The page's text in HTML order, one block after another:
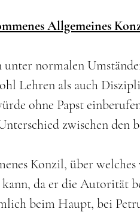
Allgemeines
normalen
Lehren als auch
ohne Papst
zwischen den
Konzil, über
da er die Autorität
beim Haupt, bei